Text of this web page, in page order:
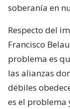
soberanía en
Respecto del
Francisco
problema es
las alianzas
débiles
es el problema